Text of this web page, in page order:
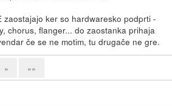
zaostajajo ker so hardwaresko podprti -
chorus, flanger... do zaostanka prihaja
če se ne motim, tu drugače ne gre.
» »»